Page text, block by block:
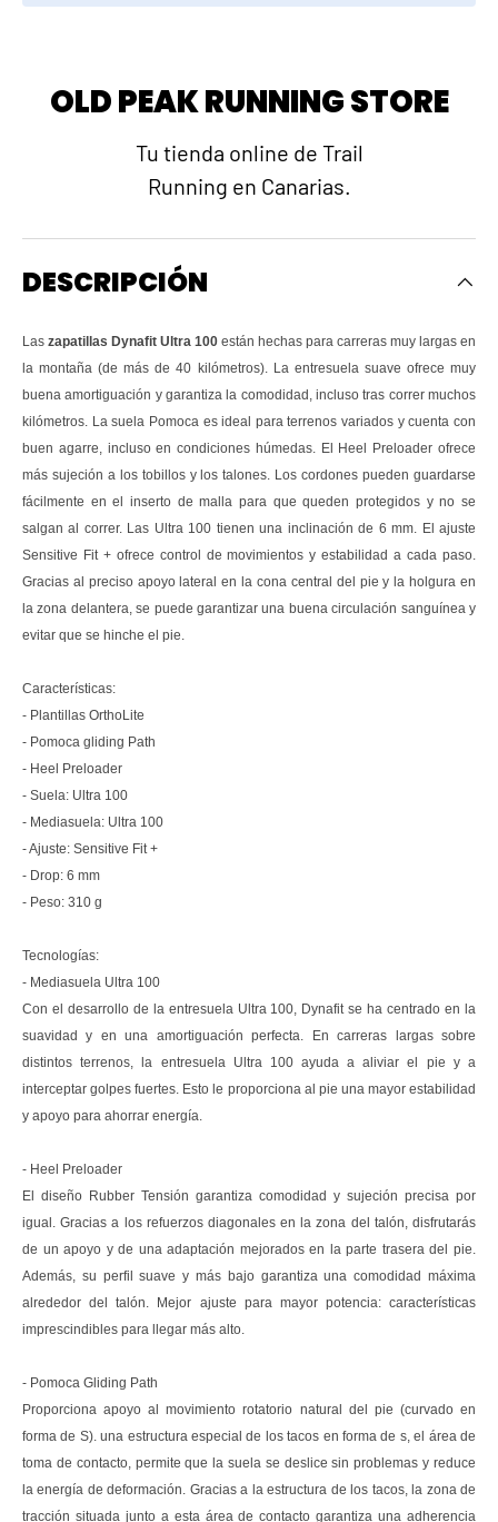
OLD PEAK RUNNING STORE
Tu tienda online de Trail
Running en Canarias.
DESCRIPCIÓN
Las zapatillas Dynafit Ultra 100 están hechas para carreras muy largas en
la montaña (de más de 40 kilómetros). La entresuela suave ofrece muy
buena amortiguación y garantiza la comodidad, incluso tras correr muchos
kilómetros. La suela Pomoca es ideal para terrenos variados y cuenta con
buen agarre, incluso en condiciones húmedas. El Heel Preloader ofrece
más sujeción a los tobillos y los talones. Los cordones pueden guardarse
fácilmente en el inserto de malla para que queden protegidos y no se
salgan al correr. Las Ultra 100 tienen una inclinación de 6 mm. El ajuste
Sensitive Fit + ofrece control de movimientos y estabilidad a cada paso.
Gracias al preciso apoyo lateral en la cona central del pie y la holgura en
la zona delantera, se puede garantizar una buena circulación sanguínea y
evitar que se hinche el pie.
Características:
- Plantillas OrthoLite
- Pomoca gliding Path
- Heel Preloader
- Suela: Ultra 100
- Mediasuela: Ultra 100
- Ajuste: Sensitive Fit +
- Drop: 6 mm
- Peso: 310 g
Tecnologías:
- Mediasuela Ultra 100
Con el desarrollo de la entresuela Ultra 100, Dynafit se ha centrado en la
suavidad y en una amortiguación perfecta. En carreras largas sobre
distintos terrenos, la entresuela Ultra 100 ayuda a aliviar el pie y a
interceptar golpes fuertes. Esto le proporciona al pie una mayor estabilidad
y apoyo para ahorrar energía.
- Heel Preloader
El diseño Rubber Tensión garantiza comodidad y sujeción precisa por
igual. Gracias a los refuerzos diagonales en la zona del talón, disfrutarás
de un apoyo y de una adaptación mejorados en la parte trasera del pie.
Además, su perfil suave y más bajo garantiza una comodidad máxima
alrededor del talón. Mejor ajuste para mayor potencia: características
imprescindibles para llegar más alto.
- Pomoca Gliding Path
Proporciona apoyo al movimiento rotatorio natural del pie (curvado en
forma de S). una estructura especial de los tacos en forma de s, el área de
toma de contacto, permite que la suela se deslice sin problemas y reduce
la energía de deformación. Gracias a la estructura de los tacos, la zona de
tracción situada junto a esta área de contacto garantiza una adherencia